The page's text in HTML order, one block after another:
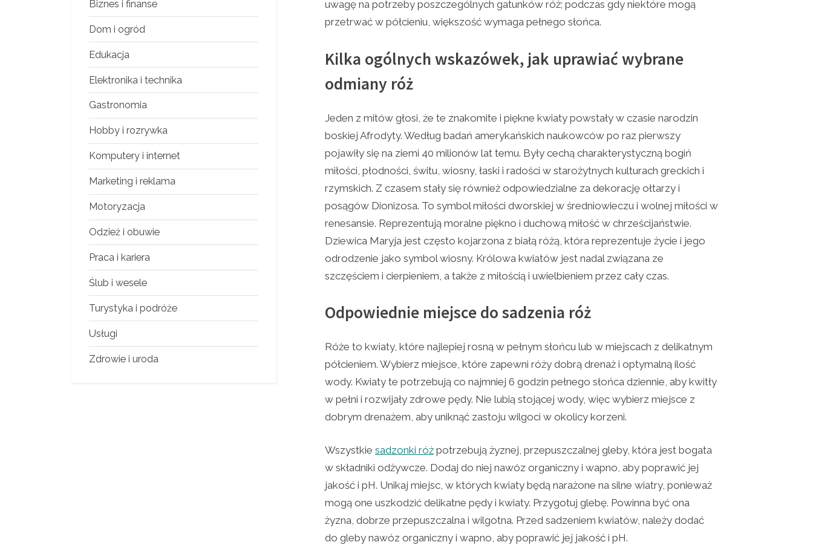
uwagę na potrzeby poszczególnych gatunków róż; podczas gdy niektóre mogą
przetrwać w półcieniu, większość wymaga pełnego słońca.
Kilka ogólnych wskazówek, jak uprawiać wybrane
odmiany róż
Jeden z mitów głosi, że te znakomite i piękne kwiaty powstały w czasie narodzin
boskiej Afrodyty. Według badań amerykańskich naukowców po raz pierwszy
pojawiły się na ziemi 40 milionów lat temu. Były cechą charakterystyczną bogiń
miłości, płodności, świtu, wiosny, łaski i radości w starożytnych kulturach greckich i
rzymskich. Z czasem stały się również odpowiedzialne za dekorację ołtarzy i
posągów Dionizosa. To symbol miłości dworskiej w średniowieczu i wolnej miłości w
renesansie. Reprezentują moralne piękno i duchową miłość w chrześcijaństwie.
Dziewica Maryja jest często kojarzona z białą różą, która reprezentuje życie i jego
odrodzenie jako symbol wiosny. Królowa kwiatów jest nadal związana ze
szczęściem i cierpieniem, a także z miłością i uwielbieniem przez cały czas.
Odpowiednie miejsce do sadzenia róż
Róże to kwiaty, które najlepiej rosną w pełnym słońcu lub w miejscach z delikatnym
półcieniem. Wybierz miejsce, które zapewni róży dobrą drenaż i optymalną ilość
wody. Kwiaty te potrzebują co najmniej 6 godzin pełnego słońca dziennie, aby kwitły
w pełni i rozwijały zdrowe pędy. Nie lubią stojącej wody, więc wybierz miejsce z
dobrym drenażem, aby uniknąć zastoju wilgoci w okolicy korzeni.
Wszystkie sadzonki róż potrzebują żyznej, przepuszczalnej gleby, która jest bogata
w składniki odżywcze. Dodaj do niej nawóz organiczny i wapno, aby poprawić jej
jakość i pH. Unikaj miejsc, w których kwiaty będą narażone na silne wiatry, ponieważ
mogą one uszkodzić delikatne pędy i kwiaty. Przygotuj glebę. Powinna być ona
żyzna, dobrze przepuszczalna i wilgotna. Przed sadzeniem kwiatów, należy dodać
do gleby nawóz organiczny i wapno, aby poprawić jej jakość i pH.
Biznes i finanse
Dom i ogród
Edukacja
Elektronika i technika
Gastronomia
Hobby i rozrywka
Komputery i internet
Marketing i reklama
Motoryzacja
Odzież i obuwie
Praca i kariera
Ślub i wesele
Turystyka i podróże
Usługi
Zdrowie i uroda